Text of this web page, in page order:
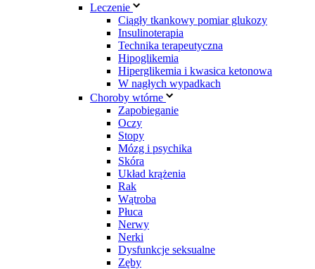
Leczenie
Ciągły tkankowy pomiar glukozy
Insulinoterapia
Technika terapeutyczna
Hipoglikemia
Hiperglikemia i kwasica ketonowa
W nagłych wypadkach
Choroby wtórne
Zapobieganie
Oczy
Stopy
Mózg i psychika
Skóra
Układ krążenia
Rak
Wątroba
Płuca
Nerwy
Nerki
Dysfunkcje seksualne
Zęby